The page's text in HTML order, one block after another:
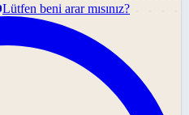
Lütfen beni arar mısınız?